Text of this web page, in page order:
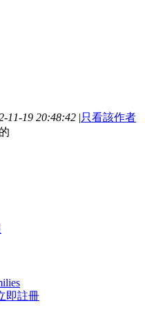
11-19 20:48:42 |只看該作者
即註冊